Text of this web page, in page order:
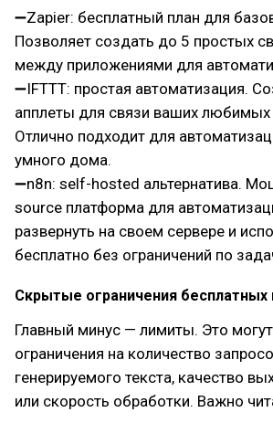
➖Zapier: бесплатный план для
Позволяет создать до 5 простых
между приложениями для
➖IFTTT: простая автоматизация.
апплеты для связи ваших любимых
Отлично подходит для
умного дома.
➖n8n: self-hosted альтернатива.
source платформа для
развернуть на своем сервере и
бесплатно без ограничений по
Скрытые ограничения бесплатных
Главный минус — лимиты. Это
ограничения на количество
генерируемого текста, качество
или скорость обработки. Важно